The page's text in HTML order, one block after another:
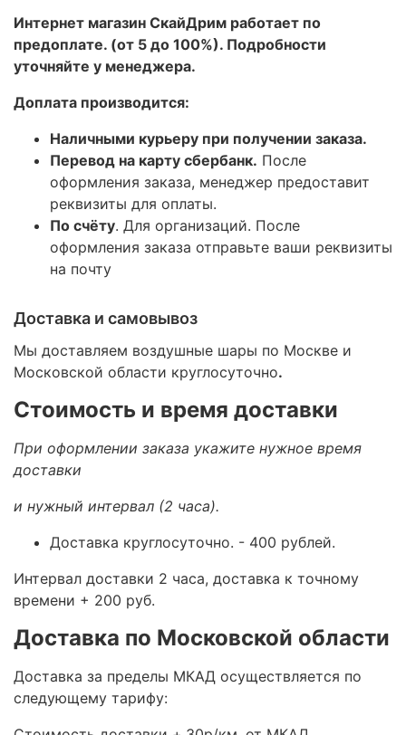
Интернет магазин СкайДрим работает по
предоплате. (от 5 до 100%). Подробности
уточняйте у менеджера.
Доплата производится:
Наличными курьеру при получении заказа.
Перевод на карту сбербанк. После
оформления заказа, менеджер предоставит
реквизиты для оплаты.
По счёту. Для организаций. После
оформления заказа отправьте ваши реквизиты
на почту
Доставка и самовывоз
Мы доставляем воздушные шары по Москве и
Московской области круглосуточно.
Стоимость и время доставки
При оформлении заказа укажите нужное время
доставки
и нужный интервал (2 часа).
Доставка круглосуточно. - 400 рублей.
Интервал доставки 2 часа, доставка к точному
времени + 200 руб.
Доставка по Московской области
Доставка за пределы МКАД осуществляется по
следующему тарифу: